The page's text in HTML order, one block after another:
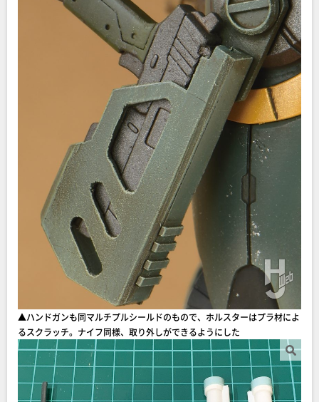
▲ハンドガンも同マルチプルシールドのもので、ホルスターはプラ材によ
るスクラッチ。ナイフ同様、取り外しができるようにした